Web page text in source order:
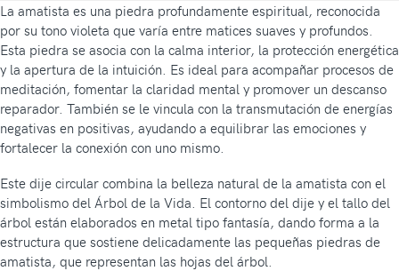
La amatista es una piedra profundamente espiritual, reconocida
por su tono violeta que varía entre matices suaves y profundos.
Esta piedra se asocia con la calma interior, la protección energética
y la apertura de la intuición. Es ideal para acompañar procesos de
meditación, fomentar la claridad mental y promover un descanso
reparador. También se le vincula con la transmutación de energías
negativas en positivas, ayudando a equilibrar las emociones y
fortalecer la conexión con uno mismo.
Este dije circular combina la belleza natural de la amatista con el
simbolismo del Árbol de la Vida. El contorno del dije y el tallo del
árbol están elaborados en metal tipo fantasía, dando forma a la
estructura que sostiene delicadamente las pequeñas piedras de
amatista, que representan las hojas del árbol.